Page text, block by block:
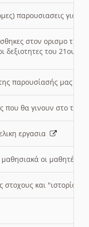
παρουσιασεις για
στον ορισμο
δεξιοτητες του 21ου
παρουσίασής μας
που θα γινουν στο
εργασια
οι μαθητές/
στοχους και "ιστορία"